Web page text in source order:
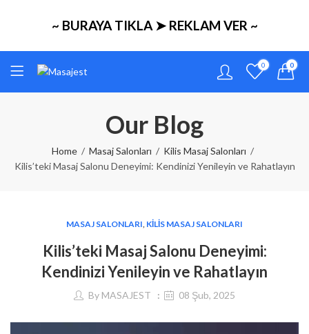
~ BURAYA TIKLA ➤ REKLAM VER ~
0 0
Our Blog
Home Masaj Salonları
Kilis Masaj Salonları
Kilis’teki Masaj Salonu Deneyimi: Kendinizi Yenileyin ve Rahatlayın
MASAJ SALONLARI, KILIS MASAJ SALONLARI
Kilis’teki Masaj Salonu Deneyimi:
Kendinizi Yenileyin ve Rahatlayın
By MASAJEST 08 Şub, 2025